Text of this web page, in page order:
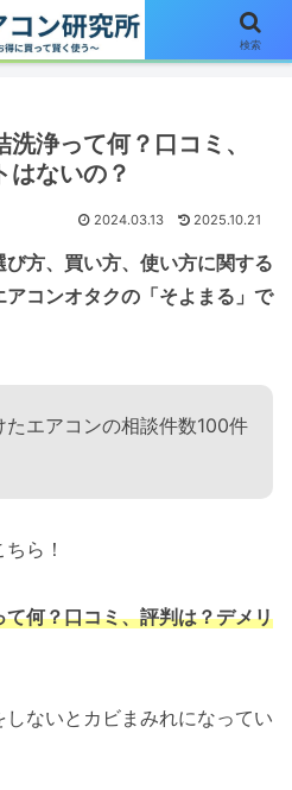
ン診断はここをタップ
浄って何？口コミ、
はないの？
2024.03.13 2025.10.21
び方、買い方、使い方に関する
コンオタクの「そよまる」で
たエアコンの相談件数100件
ら！
何？口コミ、評判は？デメリ
ないとカビまみれになってい
検索